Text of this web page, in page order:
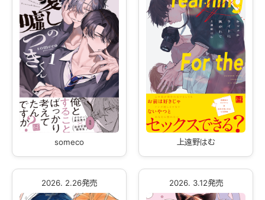
someco 上遠野はむ
2026. 2.26発売 2026. 3.12発売